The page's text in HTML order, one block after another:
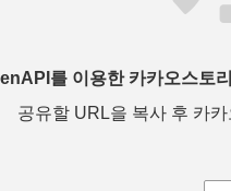
를 이용한 카카오스토
공유할 URL을 복사 후 카